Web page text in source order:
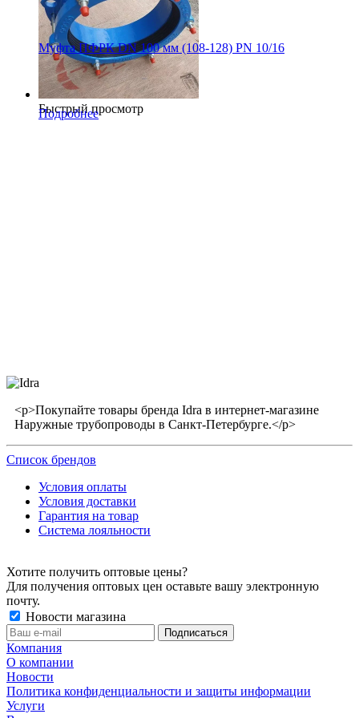
Быстрый просмотр
Муфта ПФРК DN 100 мм (108-128) PN 10/16
Подробнее
<p>Покупайте товары бренда Idra в интернет-магазине
Наружные трубопроводы в Санкт-Петербурге.</p>
Список брендов
Условия оплаты
Условия доставки
Гарантия на товар
Система лояльности
Хотите получить оптовые цены?
Для получения оптовых цен оставьте вашу электронную
почту.
Новости магазина
Компания
О компании
Новости
Политика конфиденциальности и защиты информации
Услуги